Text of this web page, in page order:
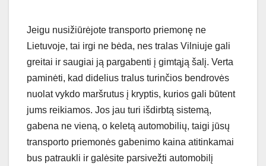
Jeigu nusižiūrėjote transporto priemonę ne
Lietuvoje, tai irgi ne bėda, nes tralas Vilniuje gali
greitai ir saugiai ją pargabenti į gimtąją šalį. Verta
paminėti, kad didelius tralus turinčios bendrovės
nuolat vykdo maršrutus į kryptis, kurios gali būtent
jums reikiamos. Jos jau turi išdirbtą sistemą,
gabena ne vieną, o keletą automobilių, taigi jūsų
transporto priemonės gabenimo kaina atitinkamai
bus patraukli ir galėsite parsivežti automobilį